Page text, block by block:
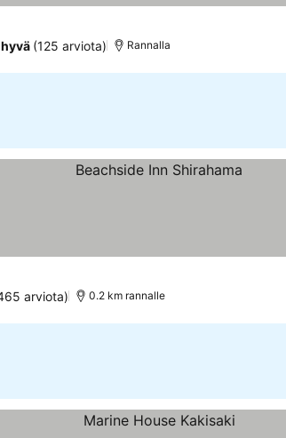
(125 arviota) Rannalla
arviota) 0.2 km rannalle